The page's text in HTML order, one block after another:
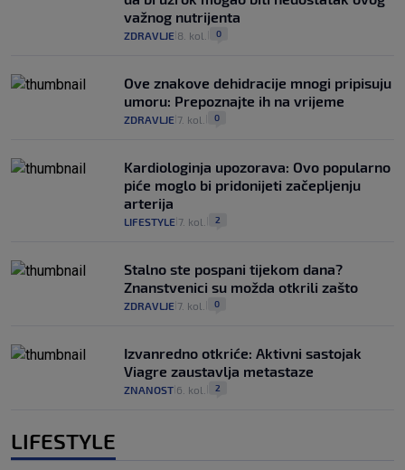
važnog nutrijenta
ZDRAVLJE 8. kol. 0
Ove znakove dehidracije mnogi pripisuju
umoru: Prepoznajte ih na vrijeme
ZDRAVLJE 7. kol. 0
Kardiologinja upozorava: Ovo popularno
piće moglo bi pridonijeti začepljenju
arterija
LIFESTYLE 7. kol. 2
Stalno ste pospani tijekom dana?
Znanstvenici su možda otkrili zašto
ZDRAVLJE 7. kol. 0
Izvanredno otkriće: Aktivni sastojak
Viagre zaustavlja metastaze
ZNANOST 6. kol. 2
LIFESTYLE